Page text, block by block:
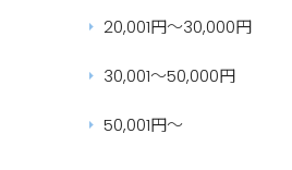
20,001円～30,000円
30,001～50,000円
50,001円～